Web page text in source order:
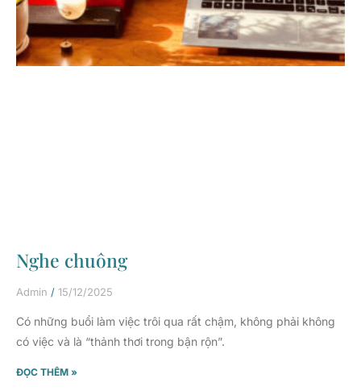
Nghe chuông
Admin 15/12/2025
Có những buổi làm việc trôi qua rất chậm, không phải không
có việc và là “thảnh thơi trong bận rộn”.
ĐỌC THÊM »